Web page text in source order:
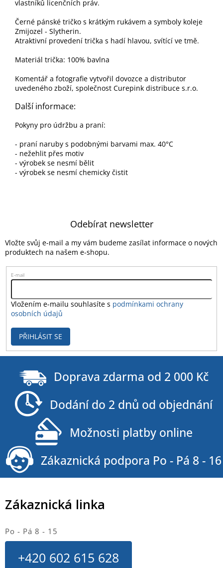
vlastníků licenčních práv.
Černé pánské tričko s krátkým rukávem a symboly koleje
Zmijozel - Slytherin.
Atraktivní provedení trička s hadí hlavou, svítící ve tmě.
Materiál trička: 100% bavlna
Komentář a fotografie vytvořil dovozce a distributor
uvedeného zboží, společnost Curepink distribuce s.r.o.
Další informace:
Pokyny pro údržbu a praní:
- praní naruby s podobnými barvami max. 40°C
- nežehlit přes motiv
- výrobek se nesmí bělit
- výrobek se nesmí chemicky čistit
Zákaznická linka
Po - Pá 8 - 15
+420 602 615 628
Odebírat newsletter
Vložte svůj e-mail a my vám budeme zasílat informace o nových
produktech na našem e-shopu.
E-mail
Vložením e-mailu souhlasíte s podmínkami ochrany
osobních údajů
PŘIHLÁSIT SE
Doprava zdarma od 2 000 Kč
Dodání do 2 dnů od objednání
Možnosti platby online
Zákaznická podpora Po - Pá 8 - 16